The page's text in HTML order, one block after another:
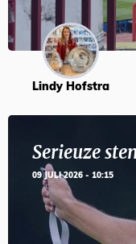
Lindy Hofstra
Serieuze
09 JULI 2026 - 10:15